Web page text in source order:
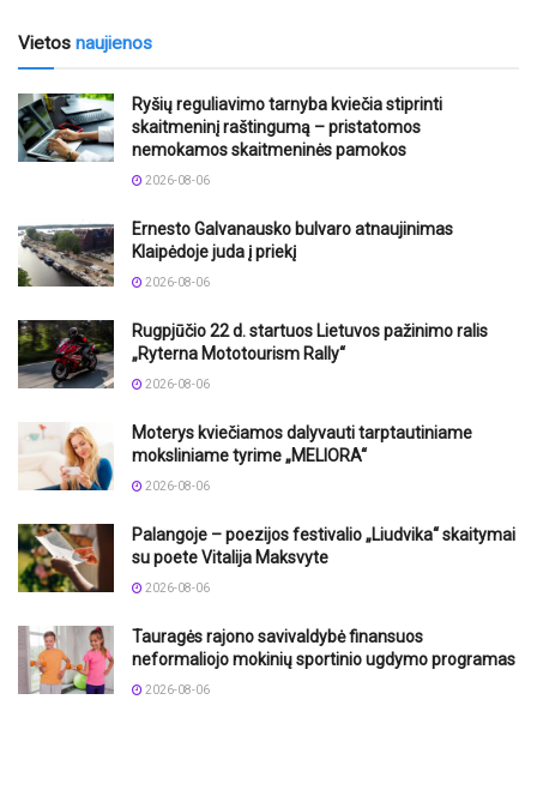
Vietos naujienos
Ryšių reguliavimo tarnyba kviečia stiprinti
skaitmeninį raštingumą – pristatomos
nemokamos skaitmeninės pamokos
2026-08-06
Ernesto Galvanausko bulvaro atnaujinimas
Klaipėdoje juda į priekį
2026-08-06
Rugpjūčio 22 d. startuos Lietuvos pažinimo ralis
„Ryterna Mototourism Rally“
2026-08-06
Moterys kviečiamos dalyvauti tarptautiniame
moksliniame tyrime „MELIORA“
2026-08-06
Palangoje – poezijos festivalio „Liudvika“ skaitymai
su poete Vitalija Maksvyte
2026-08-06
Tauragės rajono savivaldybė finansuos
neformaliojo mokinių sportinio ugdymo programas
2026-08-06